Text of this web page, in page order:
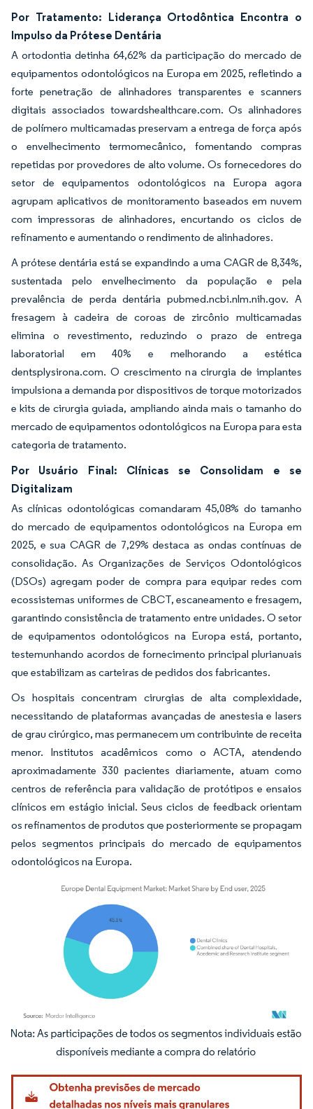
Por Tratamento: Liderança Ortodôntica Encontra o
Impulso da Prótese Dentária
A ortodontia detinha 64,62% da participação do mercado de
equipamentos odontológicos na Europa em 2025, refletindo a
forte penetração de alinhadores transparentes e scanners
digitais associados towardshealthcare.com. Os alinhadores
de polímero multicamadas preservam a entrega de força após
o envelhecimento termomecânico, fomentando compras
repetidas por provedores de alto volume. Os fornecedores do
setor de equipamentos odontológicos na Europa agora
agrupam aplicativos de monitoramento baseados em nuvem
com impressoras de alinhadores, encurtando os ciclos de
refinamento e aumentando o rendimento de alinhadores.
A prótese dentária está se expandindo a uma CAGR de 8,34%,
sustentada pelo envelhecimento da população e pela
prevalência de perda dentária pubmed.ncbi.nlm.nih.gov. A
fresagem à cadeira de coroas de zircônio multicamadas
elimina o revestimento, reduzindo o prazo de entrega
laboratorial em 40% e melhorando a estética
dentsplysirona.com. O crescimento na cirurgia de implantes
impulsiona a demanda por dispositivos de torque motorizados
e kits de cirurgia guiada, ampliando ainda mais o tamanho do
mercado de equipamentos odontológicos na Europa para esta
categoria de tratamento.
Por Usuário Final: Clínicas se Consolidam e se
Digitalizam
As clínicas odontológicas comandaram 45,08% do tamanho
do mercado de equipamentos odontológicos na Europa em
2025, e sua CAGR de 7,29% destaca as ondas contínuas de
consolidação. As Organizações de Serviços Odontológicos
(DSOs) agregam poder de compra para equipar redes com
ecossistemas uniformes de CBCT, escaneamento e fresagem,
garantindo consistência de tratamento entre unidades. O setor
de equipamentos odontológicos na Europa está, portanto,
testemunhando acordos de fornecimento principal plurianuais
que estabilizam as carteiras de pedidos dos fabricantes.
Os hospitais concentram cirurgias de alta complexidade,
necessitando de plataformas avançadas de anestesia e lasers
de grau cirúrgico, mas permanecem um contribuinte de receita
menor. Institutos acadêmicos como o ACTA, atendendo
aproximadamente 330 pacientes diariamente, atuam como
centros de referência para validação de protótipos e ensaios
clínicos em estágio inicial. Seus ciclos de feedback orientam
os refinamentos de produtos que posteriormente se propagam
pelos segmentos principais do mercado de equipamentos
odontológicos na Europa.
Imagem © Mordor Intelligence. O reuso requer atribuição conforme CC BY 4.0.